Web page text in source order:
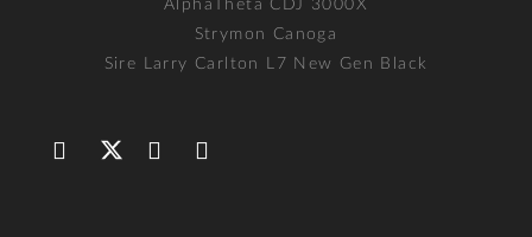
AlphaTheta CDJ 3000X
Strymon Canoga
Sire Larry Carlton L7 New Gen Black